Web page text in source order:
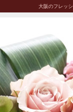
大阪のフレッ